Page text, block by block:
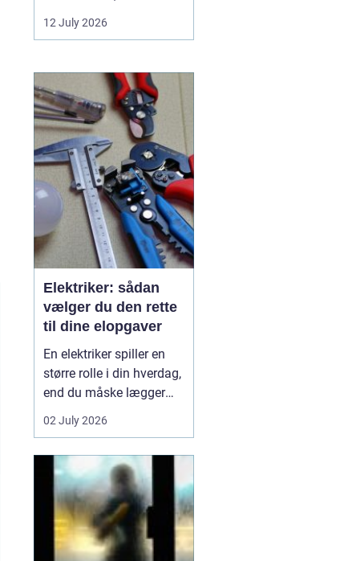
tager stoffer eller
medicin. Det rammer
arbejdsliv. Mange venter
længe med at søge
hjælp, fordi skam, frygt
og usikkerhed står i
vejen. Men professionel
...
12 July 2026
Elektriker: sådan
vælger du den rette
til dine elopgaver
En elektriker spiller en
større rolle i din hverdag,
end du måske lægger
mærke til. Alt fra lys i
stuen, stikkontakter i
internetforbindelse til
sikkerhedsanlæg og
ventilation kræver
professione...
02 July 2026